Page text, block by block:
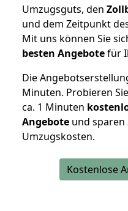
Umzugsguts, den
und dem Zeitpunkt
Mit uns können Sie
besten Angebotefür
Die
Minuten. Probieren
ca. 1 Minuten
Angebote und sparen
Umzugskosten.
Kostenlose